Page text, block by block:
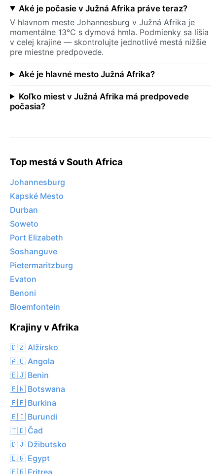
Aké je počasie v Južná Afrika práve teraz?
V hlavnom meste Johannesburg v Južná Afrika je
momentálne 13°C s dymová hmla. Podmienky sa líšia
v celej krajine — skontrolujte jednotlivé mestá nižšie
pre miestne predpovede.
Aké je hlavné mesto Južná Afrika?
Koľko miest v Južná Afrika má predpovede
počasia?
Top mestá v South Africa
Johannesburg
Kapské Mesto
Durban
Soweto
Port Elizabeth
Soshanguve
Pietermaritzburg
Evaton
Benoni
Bloemfontein
Krajiny v Afrika
🇩🇿 Alžírsko
🇦🇴 Angola
🇧🇯 Benin
🇧🇼 Botswana
🇧🇫 Burkina
🇧🇮 Burundi
🇹🇩 Čad
🇩🇯 Džibutsko
🇪🇬 Egypt
🇪🇷 Eritrea